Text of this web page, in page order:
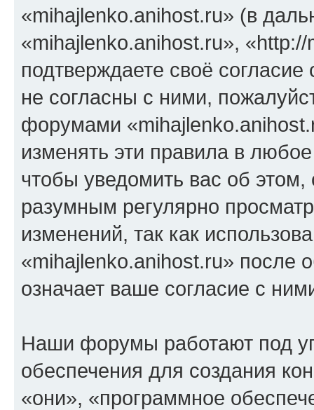
«mihajlenko.anihost.ru» (в
«mihajlenko.anihost.ru»,
подтверждаете своё
не согласны с ними,
форумами
изменять эти правила в
чтобы уведомить вас об
разумным регулярно
изменений, так как
«mihajlenko.anihost.ru» после
означает ваше согласие с
Наши форумы работают под
обеспечения для создания
«они», «программное